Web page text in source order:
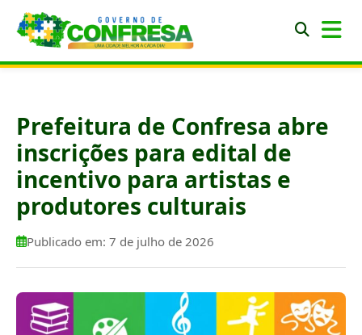
Prefeitura de Confresa abre
inscrições para edital de
incentivo para artistas e
produtores culturais
Publicado em: 7 de julho de 2026